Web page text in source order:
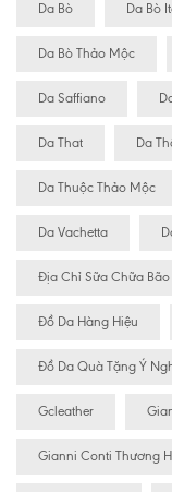
Da Bò Da Bò
Da Bò Thảo Mộc
Da Saffiano
Da That Da
Da Thuộc Thảo Mộc
Da Vachetta
Địa Chỉ Sữa Chữa
Đồ Da Hàng Hiệu
Đồ Da Quà Tặng Ý
Gcleather
Gianni Conti Thương